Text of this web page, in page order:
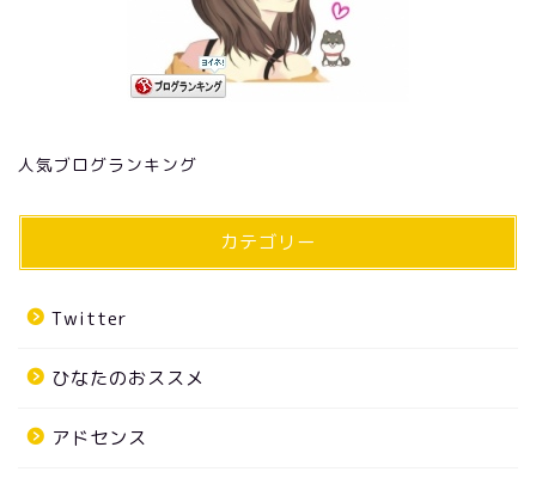
人気ブログランキング
カテゴリー
Twitter
ひなたのおススメ
アドセンス